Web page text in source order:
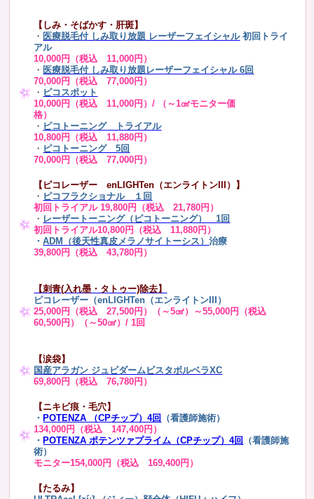
【しみ・そばかす・肝斑】
・ 医療脱毛付 しみ取り放題 レーザーフェイシャル 初回トライ
アル
10,000円（税込 11,000円）
・ 医療脱毛付 しみ取り放題レーザーフェイシャル 6回
70,000円（税込 77,000円）
・ ピコスポット
10,000円（税込 11,000円）/ （～1㎠モニター価
格）
・ ピコトーニング トライアル
10,800円（税込 11,880円）
・ ピコトーニング 5回
70,000円（税込 77,000円）
【ピコレーザー enLIGHTen（エンライトンIII）】
・ ピコフラクショナル １回
初回トライアル 19,800円（税込 21,780円）
・ レーザートーニング（ピコトーニング） 1回
初回トライアル10,800円（税込 11,880円）
・ADM（後天性真皮メラノサイトーシス）治療
39,800円（税込 43,780円）
【刺青(入れ墨・タトゥー)除去】
ピコレーザー（enLIGHTen（エンライトンIII）
25,000円（税込 27,500円）（～5㎠）～55,000円（税込
60,500円）（～50㎠）/ 1回
【涙袋】
国産アラガン ジュビダームビスタボルベラXC
69,800円（税込 76,780円）
【ニキビ痕・毛穴】
・ POTENZA （CPチップ）4回
（看護師施術）
134,000円（税込 147,400円）
・ POTENZA ポテンツァプライム（CPチップ）4回
（看護師施
術）
モニター154,000円（税込 169,400円）
【たるみ】